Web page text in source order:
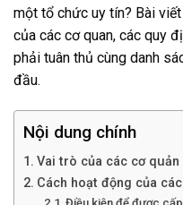
một tổ chức uy tín? Bài
của các cơ quan, các quy
phải tuân thủ cùng danh
đầu.
Nội dung chính
Vai trò của các cơ
Cách hoạt động của